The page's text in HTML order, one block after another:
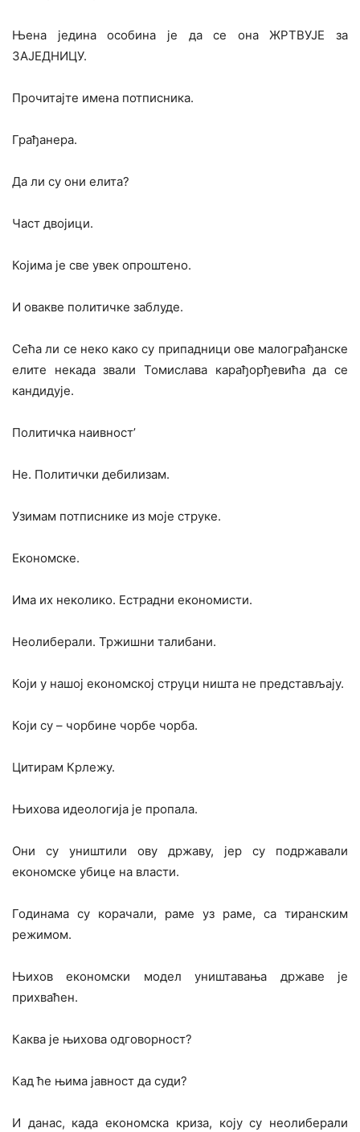
Њена једина особина је да се она ЖРТВУЈЕ за
ЗАЈЕДНИЦУ.
Прочитајте имена потписника.
Грађанера.
Да ли су они елита?
Част двојици.
Којима је све увек опроштено.
И овакве политичке заблуде.
Сећа ли се неко како су припадници ове малограђанске
елите некада звали Томислава карађорђевића да се
кандидује.
Политичка наивност’
Не. Политички дебилизам.
Узимам потписнике из моје струке.
Економске.
Има их неколико. Естрадни економисти.
Неолиберали. Тржишни талибани.
Који у нашој економској струци ништа не представљају.
Који су – чорбине чорбе чорба.
Цитирам Крлежу.
Њихова идеологија је пропала.
Они су уништили ову државу, јер су подржавали
економске убице на власти.
Годинама су корачали, раме уз раме, са тиранским
режимом.
Њихов економски модел уништавања државе је
прихваћен.
Каква је њихова одговорност?
Кад ће њима јавност да суди?
И данас, када економска криза, коју су неолиберали